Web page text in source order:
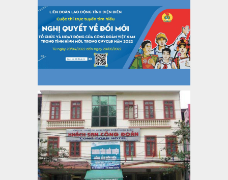
máy của hệ thống chính trị tinh gọn, hoạt động hiệu lực, hiệu
Thời gian đăng: 25/12/2024
lượt xem: 1224 | lượt tải:339
Hướng dẫn Công đoàn với việc tổ chức và hoạt động của
Ban Thanh tra Nhân dân
lượt xem: 4949 | lượt tải:1352
35/HD-TLĐ
Hướng dẫn thực hiện một số nội dung chi liên quan đến
công tác kiểm tra, giám sát tại Công đoàn cơ sở
Thời gian đăng: 27/12/2024
lượt xem: 2075 | lượt tải:507
50/2024/QH/15
Luật Công đoàn 2024